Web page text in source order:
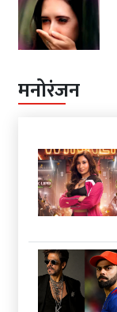
मनोरंजन